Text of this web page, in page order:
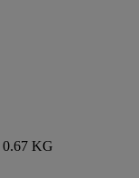
0.67 KG